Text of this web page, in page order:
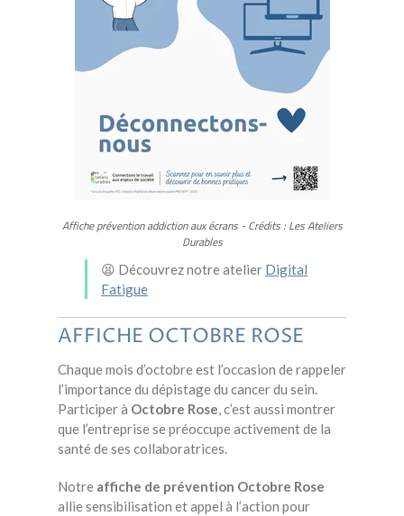
Affiche prévention addiction aux écrans - Crédits : Les Ateliers
Durables
😫 Découvrez notre atelier Digital
Fatigue
AFFICHE OCTOBRE ROSE
Chaque mois d’octobre est l’occasion de rappeler
l’importance du dépistage du cancer du sein.
Participer à Octobre Rose, c’est aussi montrer
que l’entreprise se préoccupe activement de la
santé de ses collaboratrices.
Notre affiche de prévention Octobre Rose
allie sensibilisation et appel à l’action pour